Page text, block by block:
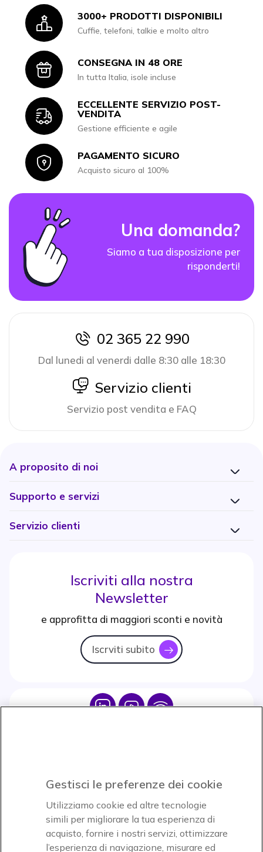
Icon3000+ PRODOTTI DISPONIBILI
Cuffie, telefoni, talkie e molto altro
IconCONSEGNA IN 48 ORE
In tutta Italia, isole incluse
Icon
ECCELLENTE SERVIZIO POST-
VENDITA
Gestione efficiente e agile
IconPAGAMENTO SICURO
Acquisto sicuro al 100%
Una domanda?
Siamo a tua disposizione per
risponderti!
icon
02 365 22 990
Dal lunedi al venerdi dalle 8:30 alle 18:30
icon
Servizio clienti
Servizio post vendita e FAQ
A proposito di noi
Supporto e servizi
Servizio clienti
Iscriviti alla nostra
Newsletter
e approfitta di maggiori sconti e novità
Iscrviti subito icon
Icon IconIcon
Accettiamo
Gestisci le preferenze dei cookie
Utilizziamo cookie ed altre tecnologie
simili per migliorare la tua esperienza di
acquisto, fornire i nostri servizi, ottimizzare
l’esperienza di navigazione, misurare ed